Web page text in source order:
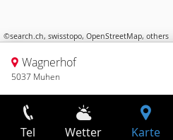
©search.ch, swisstopo, OpenStreetMap, others
Wagnerhof
5037 Muhen
Tel Wetter Karte